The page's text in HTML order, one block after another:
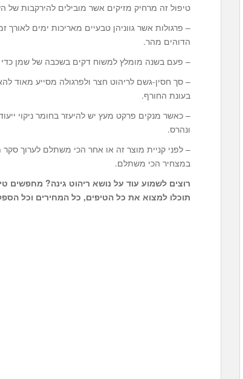
טיפול זה מרחיק מזיקים אשר מובילים להירקבות
– פרגולות אשר גווניהן טבעיים מאריכות ימים
הדוהים מהר.
– פעם בשנה מומלץ למשוח דקים בשכבה של שמן כדי
– סך חסין-גשם לריהוט חצר ולפרגולה מסייע מאוד
בעונת החורף.
– כאשר מנקים פרקט מעץ יש להיעזר בחומר ניקוי
ונהרס.
– לפני קניית מוצר זה או אחר הכי משתלם לערוך
במצחיר הכי משתלם.
רוצים לשמוע עוד על נושא ריהוט גינה? מחפשים
תוכלו למצוא את כל הטיפים, כל המחירים וכל